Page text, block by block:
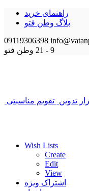
راهنمای خرید
بلاگ وطن فتو
09119306398
9 - 21
وطن فتو
تدوین تقویم مناسبتی
Wish Lists
Create
Edit
View
اشتراک ویژه